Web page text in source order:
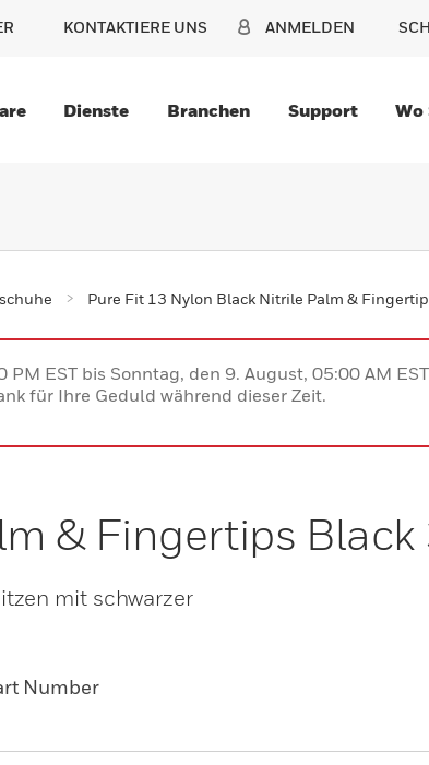
KONTAKTIERE UNS ANMELDEN
Dienste Branchen Support Wo
Pure Fit 13 Nylon Black Nitrile Palm &
EST bis Sonntag, den 9. August, 05:00 AM
für Ihre Geduld während dieser Zeit.
& Fingertips
mit schwarzer
Number